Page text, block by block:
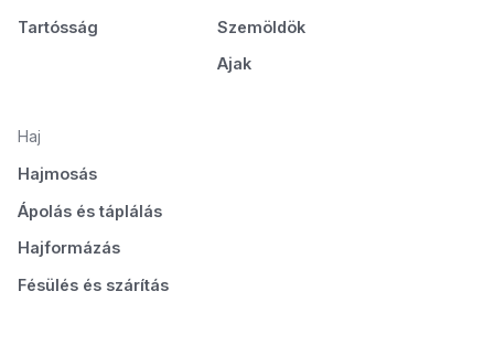
Tartósság
Szemöldök
Ajak
Haj
Hajmosás
Ápolás és táplálás
Hajformázás
Fésülés és szárítás